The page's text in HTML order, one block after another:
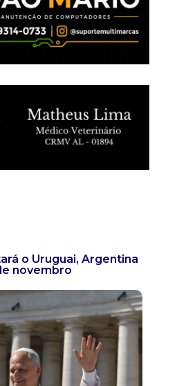
o Uruguai, Argentina
novembro